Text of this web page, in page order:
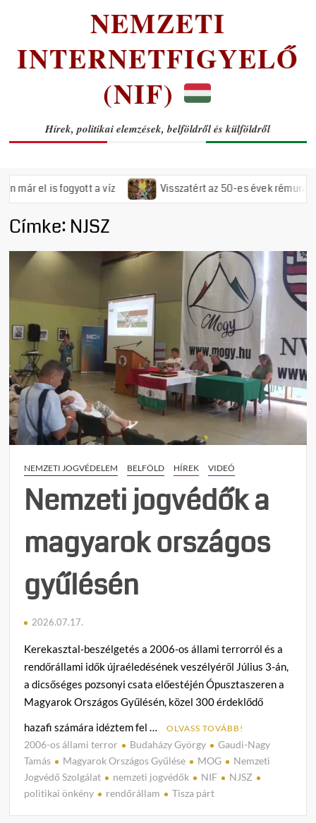
NEMZETI
INTERNETFIGYELŐ
(NIF)
Hírek, politikai elemzések, belföldről és külföldről
fogyott a víz Visszatért az 50-es évek rémuralma:
Címke: NJSZ
NEMZETI JOGVÉDELEM BELFÖLD HÍREK VIDEÓ
Nemzeti jogvédők a
magyarok országos
gyűlésén
2026.07.17.
Kerekasztal-beszélgetés a 2006-os állami terrorról és a
rendőrállami idők újraéledésének veszélyéről Július 3-án,
a dicsőséges pozsonyi csata előestéjén Ópusztaszeren a
Magyarok Országos Gyűlésén, közel 300 érdeklődő
hazafi számára idéztem fel …
OLVASS TOVÁBB!
2006-os állami terror Budaházy György
Gaudi-Nagy
Tamás
Magyarok Országos Gyűlése MOG
Nemzeti
Jogvédő Szolgálat
nemzeti jogvédők NIF
NJSZ
politikai önkény
rendőrállam Tisza párt